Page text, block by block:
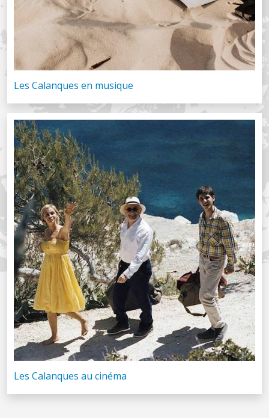
Les Calanques en musique
Les Calanques au cinéma